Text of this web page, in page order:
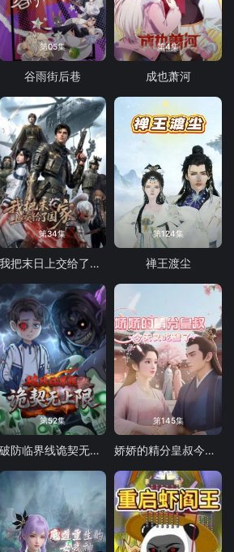
第05集
谷雨街后巷
第4集
成也萧河
第34集
我把末日上交给了国家
第124集
禅王渡尘
第52集
破防临界线诡契无上限
第145集
娇娇的精分皇叔今天又吃醋了